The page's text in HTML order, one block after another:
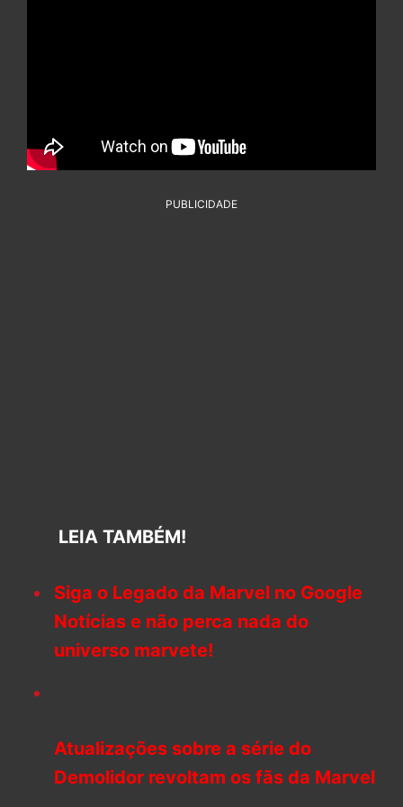
PUBLICIDADE
LEIA TAMBÉM!
Siga o Legado da Marvel no Google
Notícias e não perca nada do
universo marvete!
Atualizações sobre a série do
Demolidor revoltam os fãs da Marvel